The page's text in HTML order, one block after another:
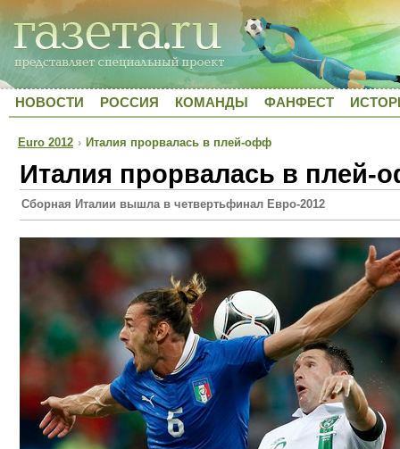
НОВОСТИ РОССИЯ КОМАНДЫ ФАНФЕСТ
Euro 2012 › Италия прорвалась в плей-офф
Италия прорвалась в плей-
Сборная Италии вышла в четвертьфинал Евро-2012